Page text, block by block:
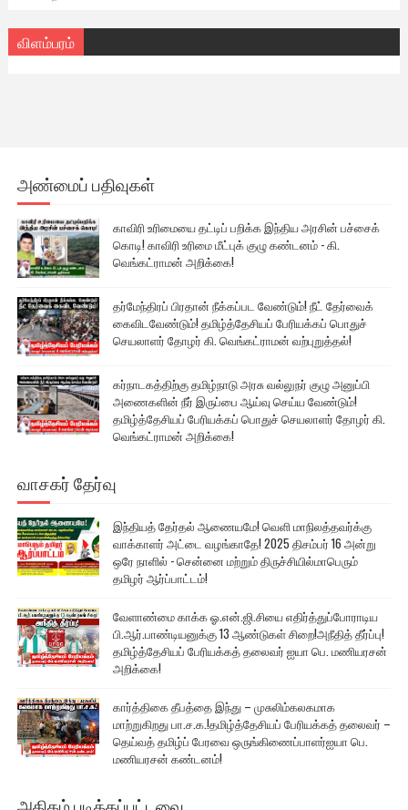
விளம்பரம்
அண்மைப் பதிவுகள்
காவிரி உரிமையை தட்டிப் பறிக்க இந்திய அரசின் பச்சைக்
கொடி! காவிரி உரிமை மீட்புக் குழு கண்டனம் - கி.
வெங்கட்ராமன் அறிக்கை!
தர்மேந்திரப் பிரதான் நீக்கப்பட வேண்டும்! நீட் தேர்வைக்
கைவிடவேண்டும்! தமிழ்த்தேசியப் பேரியக்கப் பொதுச்
செயலாளர் தோழர் கி. வெங்கட்ராமன் வற்புறுத்தல்!
கர்நாடகத்திற்கு தமிழ்நாடு அரசு வல்லுநர் குழு அனுப்பி
அணைகளின் நீர் இருப்பை ஆய்வு செய்ய வேண்டும்!
தமிழ்த்தேசியப் பேரியக்கப் பொதுச் செயலாளர் தோழர் கி.
வெங்கட்ராமன் அறிக்கை!
வாசகர் தேர்வு
இந்தியத் தேர்தல் ஆணையமே! வெளி மாநிலத்தவர்க்கு
வாக்காளர் அட்டை வழங்காதே! 2025 திசம்பர் 16 அன்று
ஒரே நாளில் - சென்னை மற்றும் திருச்சியில்மாபெரும்
தமிழர் ஆர்ப்பாட்டம்!
வேளாண்மை காக்க ஓ.என்.ஜி.சியை எதிர்த்துப்போராடிய
பி.ஆர்.பாண்டியனுக்கு 13 ஆண்டுகள் சிறை!அநீதித் தீர்ப்பு!
தமிழ்த்தேசியப் பேரியக்கத் தலைவர் ஐயா பெ. மணியரசன்
அறிக்கை!
கார்த்திகை தீபத்தை இந்து – முசுலிம்கலகமாக
மாற்றுகிறது பா.ச.க.!தமிழ்த்தேசியப் பேரியக்கத் தலைவர் –
தெய்வத் தமிழ்ப் பேரவை ஒருங்கிணைப்பாளர்ஐயா பெ.
மணியரசன் கண்டனம்!
அதிகம் படிக்கப்பட்டவை